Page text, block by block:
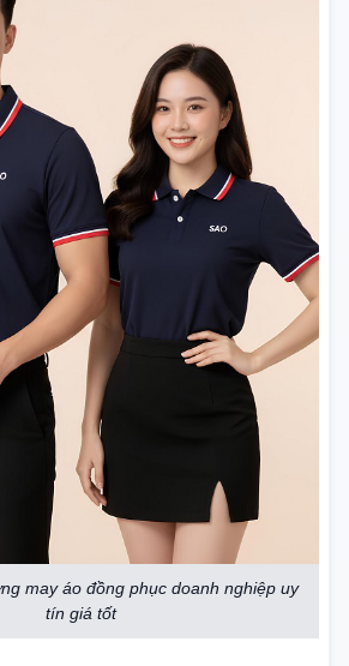
may áo đồng phục doanh nghiệp uy
tín giá tốt